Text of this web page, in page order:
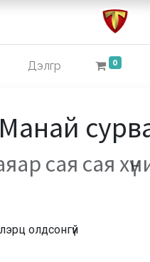
Дэлгүүр 0
Манай
сая сая
олдсонгүй